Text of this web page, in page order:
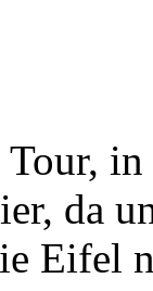
da
Eifel